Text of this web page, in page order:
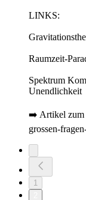
LINKS:
Raumzeit-
Spektrum
Unendlichkeit
➡️ Artikel zum
grossen-
1